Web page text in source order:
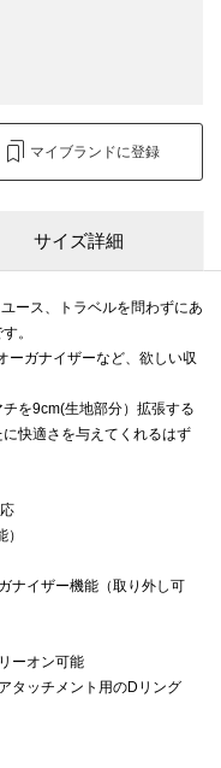
マイブランドに登録
サイズ詳細
ース、トラベルを問わずにあ
。
ーガナイザーなど、欲しい収
を9cm(生地部分）拡張する
快適さを与えてくれるはず
ナイザー機能（取り外し可
ーオン可能
タッチメント用のDリング